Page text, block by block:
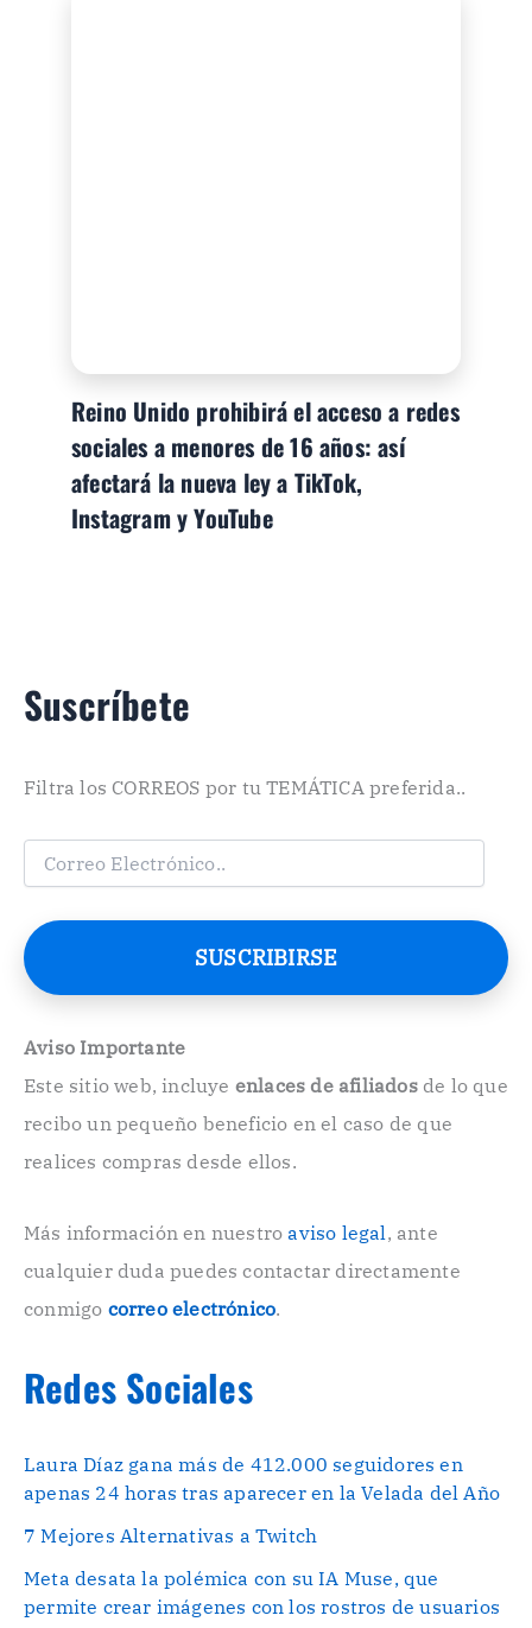
Reino Unido prohibirá el acceso a redes
sociales a menores de 16 años: así
afectará la nueva ley a TikTok,
Instagram y YouTube
Suscríbete
Filtra los CORREOS por tu TEMÁTICA preferida..
C
e
o
e
t
ó
n
o
.
SUSCRIBIRSE
Aviso Importante
Este sitio web, incluye enlaces de afiliadosde lo que
recibo un pequeño beneficio en el caso de que
realices compras desde ellos.
Más información en nuestroaviso legal , ante
cualquier duda puedes contactar directamente
conmigo correo electrónico.
Redes Sociales
Laura Díaz gana más de 412.000 seguidores en
apenas 24 horas tras aparecer en la Velada del Año
7 Mejores Alternativas a Twitch
Meta desata la polémica con su IA Muse, que
permite crear imágenes con los rostros de usuarios